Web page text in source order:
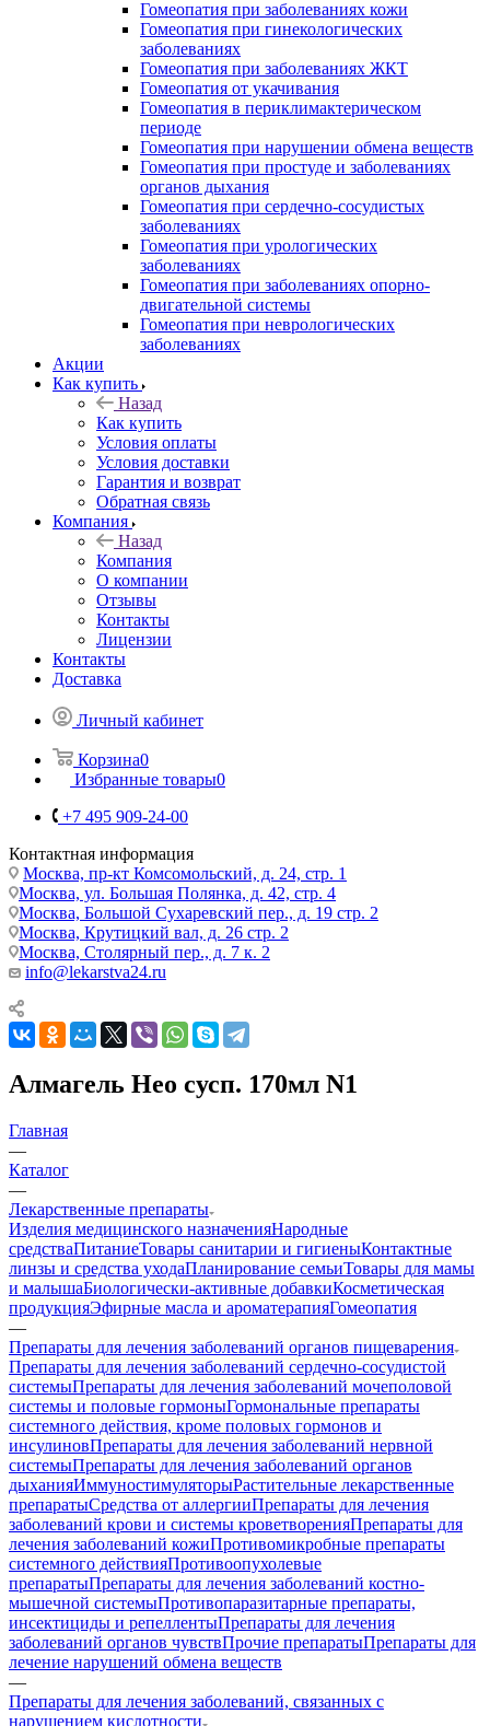
Гомеопатия при заболеваниях кожи
Гомеопатия при гинекологических
заболеваниях
Гомеопатия при заболеваниях ЖКТ
Гомеопатия от укачивания
Гомеопатия в периклимактерическом
периоде
Гомеопатия при нарушении обмена веществ
Гомеопатия при простуде и заболеваниях
органов дыхания
Гомеопатия при сердечно-сосудистых
заболеваниях
Гомеопатия при урологических
заболеваниях
Гомеопатия при заболеваниях опорно-
двигательной системы
Гомеопатия при неврологических
заболеваниях
Акции
Как купить
Назад
Как купить
Условия оплаты
Условия доставки
Гарантия и возврат
Обратная связь
Компания
Назад
Компания
О компании
Отзывы
Контакты
Лицензии
Контакты
Доставка
Личный кабинет
Корзина0
Избранные товары0
+7 495 909-24-00
Контактная информация
Москва, пр-кт Комсомольский, д. 24, стр. 1
Москва, ул. Большая Полянка, д. 42, стр. 4
Москва, Большой Сухаревский пер., д. 19 стр. 2
Москва, Крутицкий вал, д. 26 стр. 2
Москва, Столярный пер., д. 7 к. 2
info@lekarstva24.ru
Алмагель Нео сусп. 170мл N1
Главная
—
Каталог
—
Лекарственные препараты
Изделия медицинского назначенияНародные
средстваПитаниеТовары санитарии и гигиеныКонтактные
линзы и средства уходаПланирование семьиТовары для мамы
и малышаБиологически-активные добавкиКосметическая
продукцияЭфирные масла и ароматерапияГомеопатия
—
Препараты для лечения заболеваний органов пищеварения
Препараты для лечения заболеваний сердечно-сосудистой
системыПрепараты для лечения заболеваний мочеполовой
системы и половые гормоныГормональные препараты
системного действия, кроме половых гормонов и
инсулиновПрепараты для лечения заболеваний нервной
системыПрепараты для лечения заболеваний органов
дыханияИммуностимуляторыРастительные лекарственные
препаратыСредства от аллергииПрепараты для лечения
заболеваний крови и системы кроветворенияПрепараты для
лечения заболеваний кожиПротивомикробные препараты
системного действияПротивоопухолевые
препаратыПрепараты для лечения заболеваний костно-
мышечной системыПротивопаразитарные препараты,
инсектициды и репеллентыПрепараты для лечения
заболеваний органов чувствПрочие препаратыПрепараты для
лечение нарушений обмена веществ
—
Препараты для лечения заболеваний, связанных с
нарушением кислотности